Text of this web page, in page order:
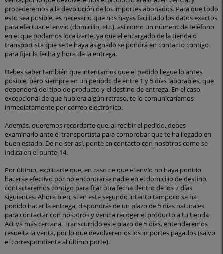
procederemos a la devolución de los importes abonados. Para que todo
esto sea posible, es necesario que nos hayas facilitado los datos exactos
para efectuar el envío (domicilio, etc.), así como un número de teléfono
en el que podamos localizarte, ya que el encargado de la tienda o
transportista que se te haya asignado se pondrá en contacto contigo
para fijar la fecha y hora de la entrega.
Debes saber también que intentamos que el pedido llegue lo antes
posible, pero siempre en un período de entre 1 y 5 días laborables, que
dependerá del tipo de producto y el destino de entrega. En el caso
excepcional de que hubiera algún retraso, te lo comunicaríamos
inmediatamente por correo electrónico.
Además, queremos recordarte que, al recibir el pedido, debes
examinarlo ante el transportista para comprobar que te ha llegado en
buen estado. De no ser así, ponte en contacto con nosotros como se
indica en el punto 14.
Por último, explicarte que, en caso de que el envío no haya podido
hacerse efectivo por no encontrarse nadie en el domicilio de destino,
contactaremos contigo para fijar otra fecha dentro de los 7 días
siguientes. Ahora bien, si en este segundo intento tampoco se ha
podido hacer la entrega, dispondrás de un plazo de 5 días naturales
para contactar con nosotros y venir a recoger el producto a tu tienda
Activa más cercana. Transcurrido este plazo de 5 días, entenderemos
resuelta la venta, por lo que devolveremos los importes pagados (salvo
el correspondiente al último porte).